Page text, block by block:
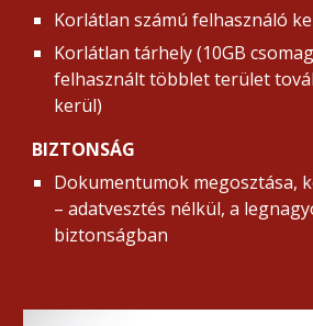
Korlátlan számú felhasználó
Korlátlan tárhely (10GB
felhasznált többlet terület
kerül)
BIZTONSÁG
Dokumentumok megosztása,
– adatvesztés nélkül, a
biztonságban